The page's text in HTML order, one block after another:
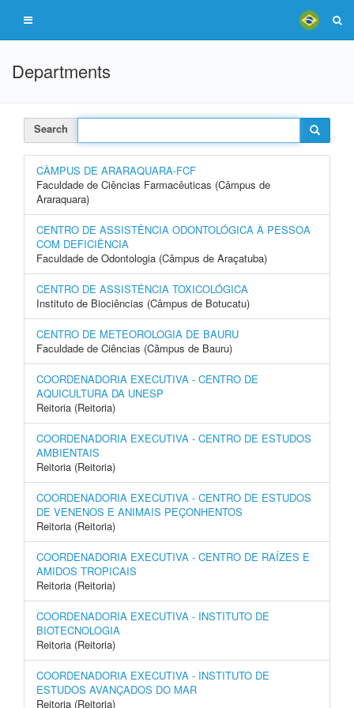
Departments
Search
CÂMPUS DE ARARAQUARA-FCF
Faculdade de Ciências Farmacêuticas (Câmpus de
Araraquara)
CENTRO DE ASSISTÊNCIA ODONTOLÓGICA À PESSOA
COM DEFICIÊNCIA
Faculdade de Odontologia (Câmpus de Araçatuba)
CENTRO DE ASSISTÊNCIA TOXICOLÓGICA
Instituto de Biociências (Câmpus de Botucatu)
CENTRO DE METEOROLOGIA DE BAURU
Faculdade de Ciências (Câmpus de Bauru)
COORDENADORIA EXECUTIVA - CENTRO DE
AQUICULTURA DA UNESP
Reitoria (Reitoria)
COORDENADORIA EXECUTIVA - CENTRO DE ESTUDOS
AMBIENTAIS
Reitoria (Reitoria)
COORDENADORIA EXECUTIVA - CENTRO DE ESTUDOS
DE VENENOS E ANIMAIS PEÇONHENTOS
Reitoria (Reitoria)
COORDENADORIA EXECUTIVA - CENTRO DE RAÍZES E
AMIDOS TROPICAIS
Reitoria (Reitoria)
COORDENADORIA EXECUTIVA - INSTITUTO DE
BIOTECNOLOGIA
Reitoria (Reitoria)
COORDENADORIA EXECUTIVA - INSTITUTO DE
ESTUDOS AVANÇADOS DO MAR
Reitoria (Reitoria)